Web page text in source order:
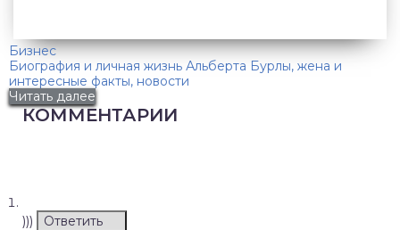
Бизнес
Биография и личная жизнь Альберта Бурлы, жена и
интересные факты, новости
Читать далее
КОММЕНТАРИИ
)))
Ответить